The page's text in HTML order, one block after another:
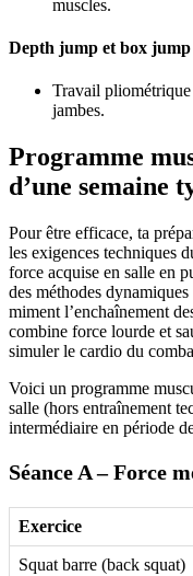
muscles.
Depth jump et box jump
Travail pliométrique
jambes.
Programme
d’une semaine
Pour être efficace, ta
les exigences techniques
force acquise en salle en
des méthodes
miment l’enchaînement
combine force lourde et
simuler le cardio du
Voici un programme
salle (hors entraînement
intermédiaire en période
Séance A – Force
Exercice
Squat barre (back squat)